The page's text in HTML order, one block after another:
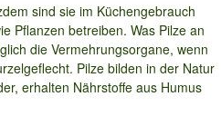
sind sie im Küchengebrauch
Pflanzen betreiben. Was Pilze an
die Vermehrungsorgane, wenn
Pilze bilden in der Natur
erhalten Nährstoffe aus Humus